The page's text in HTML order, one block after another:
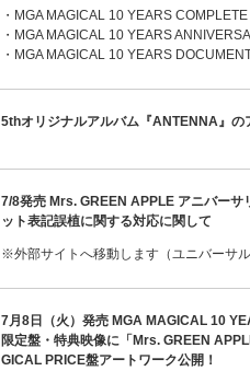
・MGA MAGICAL 10 YEARS
・MGA MAGICAL 10 YEARS
・MGA MAGICAL 10 YEARS
5thオリジナルアルバム『ANTENNA』の
7/8発売 Mrs. GREEN APPLE アニバー
ット表記誤植に関する対応に関して
※外部サイトへ移動します（ユニバーサ
7月8日（火）発売 MGA MAGICAL 10
限定盤・特典映像に「Mrs. GREEN
GICAL PRICE盤アートワーク公開！